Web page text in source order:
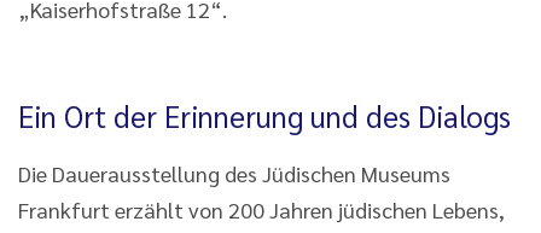
„Kaiserhofstraße 12“.
Ein Ort der Erinnerung und des Dialogs
Die Dauerausstellung des Jüdischen Museums
Frankfurt erzählt von 200 Jahren jüdischen Lebens,